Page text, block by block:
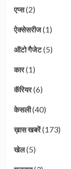
एप्स(2)
ऐक्सेसरीज(1)
ऑटो गैजेट(5)
कार(1)
कॅरियर(6)
केसली(40)
ख़ास खबरें(173)
खेल(5)